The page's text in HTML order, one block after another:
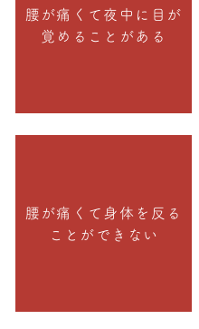
腰が痛くて夜中に目が
覚めることがある
腰が痛くて身体を反る
ことができない